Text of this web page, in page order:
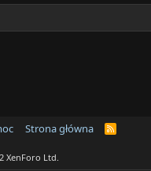
Strona główna
R
XenForo Ltd.